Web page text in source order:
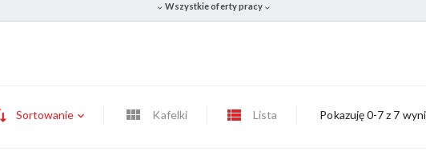
Wszystkie oferty pracy
Sortowanie Kafelki Lista Pokazuję 0-7 z 7